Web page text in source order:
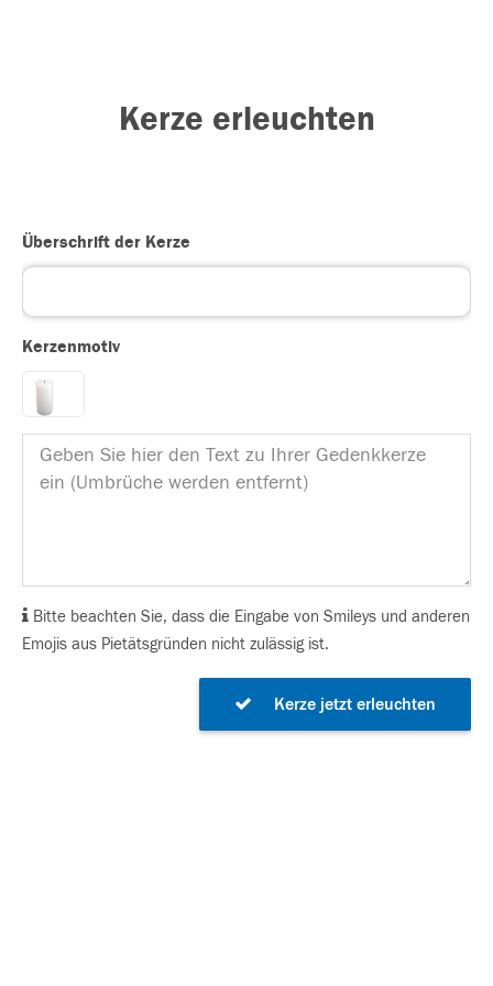
Kerze erleuchten
Überschrift der Kerze
Kerzenmotiv
Bitte beachten Sie, dass die Eingabe von Smileys und anderen
Emojis aus Pietätsgründen nicht zulässig ist.
Kerze jetzt erleuchten